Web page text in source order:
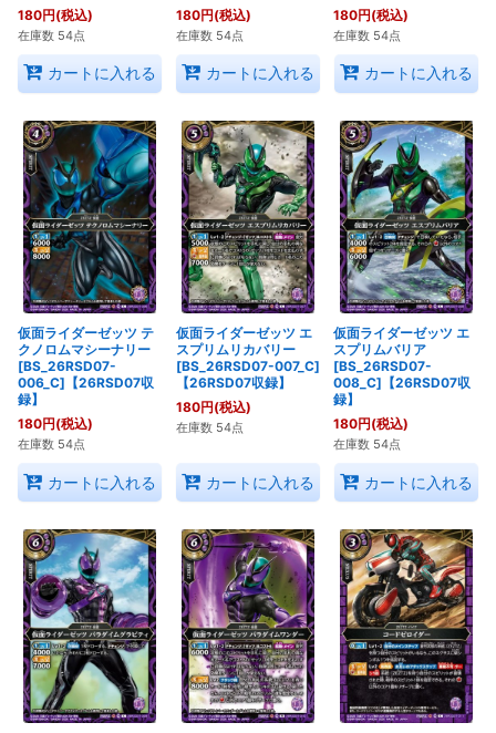
180円(税込)
在庫数 54点
カートに入れる
180円(税込)
在庫数 54点
カートに入れる
180円(税込)
在庫数 54点
カートに入れる
仮面ライダーゼッツ テ
クノロムマシーナリー
[BS_26RSD07-
006_C]【26RSD07収
録】
180円(税込)
在庫数 54点
カートに入れる
仮面ライダーゼッツ エ
スプリムリカバリー
[BS_26RSD07-007_C]
【26RSD07収録】
180円(税込)
在庫数 54点
カートに入れる
仮面ライダーゼッツ エ
スプリムバリア
[BS_26RSD07-
008_C]【26RSD07収
録】
180円(税込)
在庫数 54点
カートに入れる